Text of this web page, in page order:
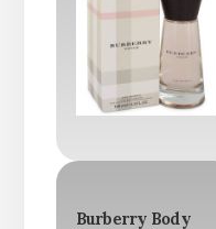
Burberry Body